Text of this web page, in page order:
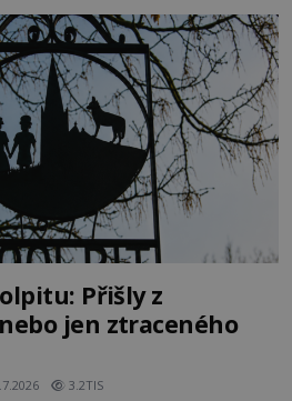
kdy vznikl ani co
Přišly z
jen ztraceného
3.2TIS